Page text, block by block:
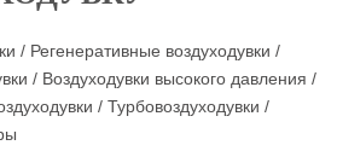
/ Регенеративные воздуходувки /
/ Воздуходувки высокого давления /
/ Турбовоздуходувки /